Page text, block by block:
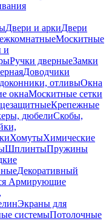
Двери и аркиДвери
Москитные
и
Ручки дверныеЗамки
Доводчики
отливыОкна
окнаМоскитные сетки
Крепежные
дюбелиСкобы,
ХомутыХимические
ШплинтыПружины
Декоративный
Армирующие
Экраны для
системыПотолочные